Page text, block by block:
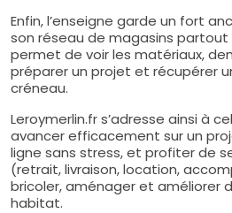
Enfin, l’enseigne garde un fort
son réseau de magasins partout
permet de voir les matériaux,
préparer un projet et récupérer
créneau.
Leroymerlin.fr s’adresse ainsi à
avancer efficacement sur un
ligne sans stress, et profiter de
(retrait, livraison, location,
bricoler, aménager et améliorer
habitat.